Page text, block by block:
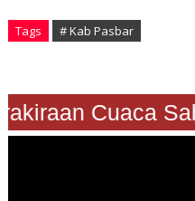
Tags # Kab Pasbar
Cuaca